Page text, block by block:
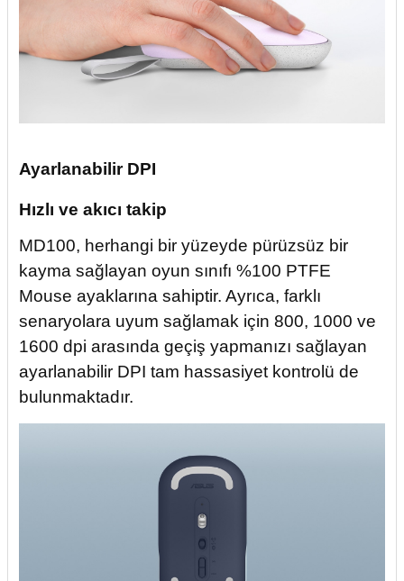
Ayarlanabilir DPI
Hızlı ve akıcı takip
MD100, herhangi bir yüzeyde pürüzsüz bir
kayma sağlayan oyun sınıfı %100 PTFE
Mouse ayaklarına sahiptir. Ayrıca, farklı
senaryolara uyum sağlamak için 800, 1000 ve
1600 dpi arasında geçiş yapmanızı sağlayan
ayarlanabilir DPI tam hassasiyet kontrolü de
bulunmaktadır.